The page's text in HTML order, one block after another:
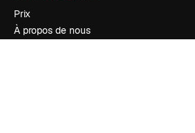
Prix
À propos de nous